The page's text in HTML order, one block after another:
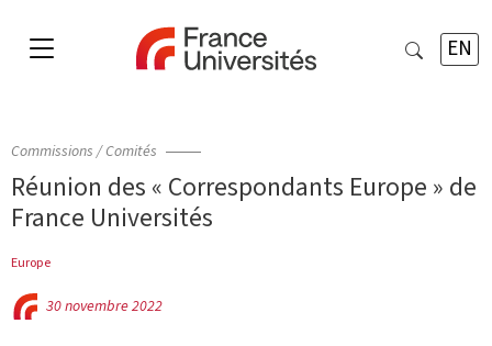
EN
Commissions / Comités
Réunion des « Correspondants Europe » de
France Universités
Europe
30 novembre 2022